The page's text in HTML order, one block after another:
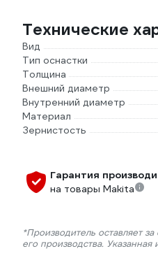
Технические
Вид
Тип оснастки
Толщина
Внешний диаметр
Внутренний диаметр
Материал
Зернистость
Гарантия
на товары Makita
*Производитель оставляет
его производства.